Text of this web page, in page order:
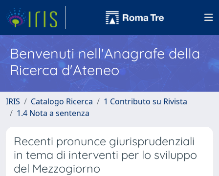
Benvenuti nell'Anagrafe della
Ricerca d'Ateneo
IRIS Catalogo Ricerca
1 Contributo su Rivista
1.4 Nota a sentenza
Recenti pronunce giurisprudenziali
in tema di interventi per lo sviluppo
del Mezzogiorno